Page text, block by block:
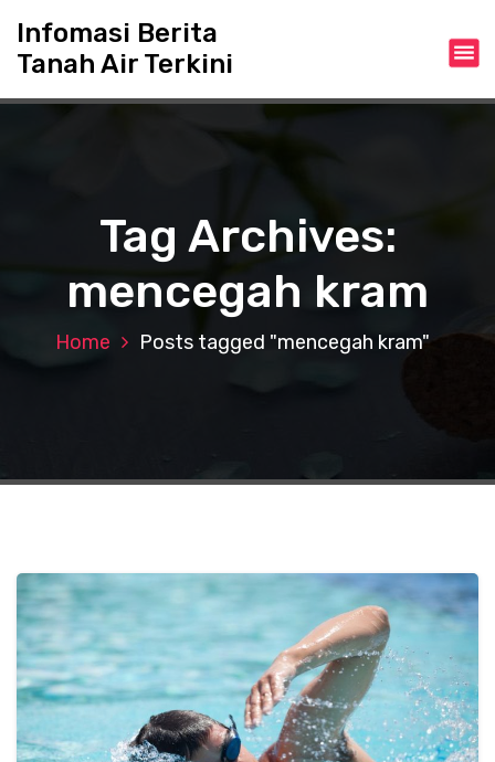
t
Infomasi Berita
Tanah Air Terkini
Tag Archives:
mencegah kram
Home Posts tagged "mencegah kram"